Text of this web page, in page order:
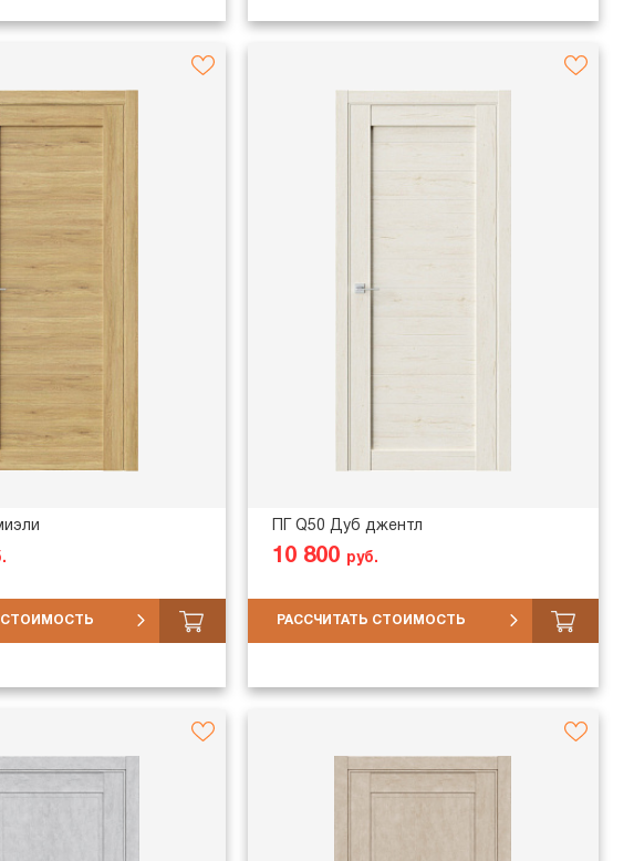
СТОИМОСТЬ
ПГ Q50 Дуб джентл
10 800 руб.
РАССЧИТАТЬ СТОИМОСТЬ